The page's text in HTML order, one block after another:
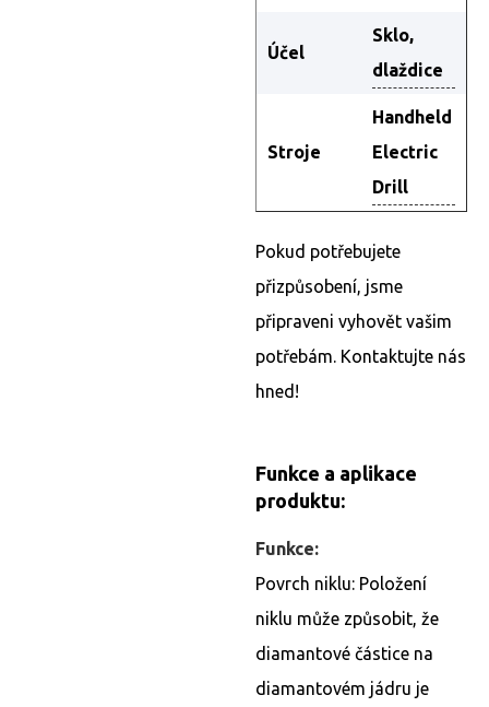
Účel
Sklo,
dlaždice
Stroje
Handheld
Electric
Drill
Pokud potřebujete
přizpůsobení, jsme
připraveni vyhovět vašim
potřebám. Kontaktujte nás
hned!
Funkce a aplikace
produktu:
Funkce:
Povrch niklu: Položení
niklu může způsobit, že
diamantové částice na
diamantovém jádru je